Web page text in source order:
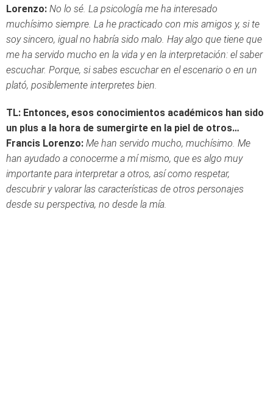
Lorenzo: No lo sé. La psicología me ha interesado
muchísimo siempre. La he practicado con mis amigos y, si te
soy sincero, igual no habría sido malo. Hay algo que tiene que
me ha servido mucho en la vida y en la interpretación: el saber
escuchar. Porque, si sabes escuchar en el escenario o en un
plató, posiblemente interpretes bien.
TL: Entonces, esos conocimientos académicos han sido
un plus a la hora de sumergirte en la piel de otros…
Francis Lorenzo: Me han servido mucho, muchísimo. Me
han ayudado a conocerme a mí mismo, que es algo muy
importante para interpretar a otros, así como respetar,
descubrir y valorar las características de otros personajes
desde su perspectiva, no desde la mía.